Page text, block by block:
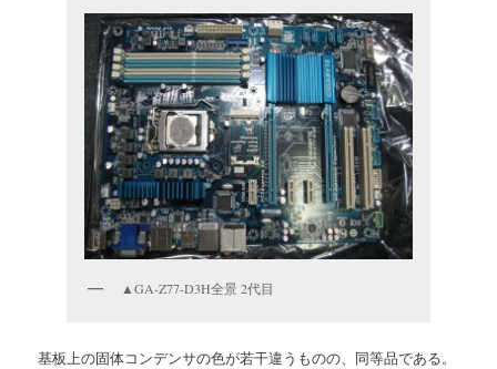
▲GA-Z77-D3H全景 2代目
基板上の固体コンデンサの色が若干違うものの、同等品である。